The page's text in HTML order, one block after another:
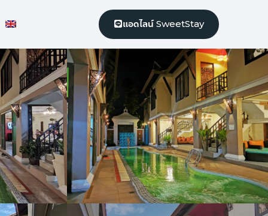
แอดไลน์ SweetStay